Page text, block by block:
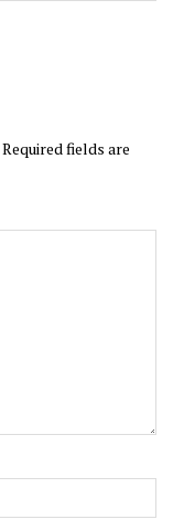
Required fields are